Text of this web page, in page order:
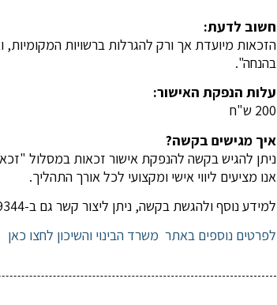
חשוב לדעת:
הזכאות מיועדת אך ורק להגרלות ברשויות
בהנחה".
עלות הנפקת האישור:
200 ש"ח
איך מגישים בקשה?
ניתן להגיש בקשה להנפקת אישור זכאות במסלול
אנו מציעים ליווי אישי ומקצועי לכל אורך התהליך.
למידע נוסף ולהגשת בקשה, ניתן ליצור קשר גם ב-9344* או דרך
לפרטים נוספים באתר משרד הבינוי והשיכון לחצו כאן